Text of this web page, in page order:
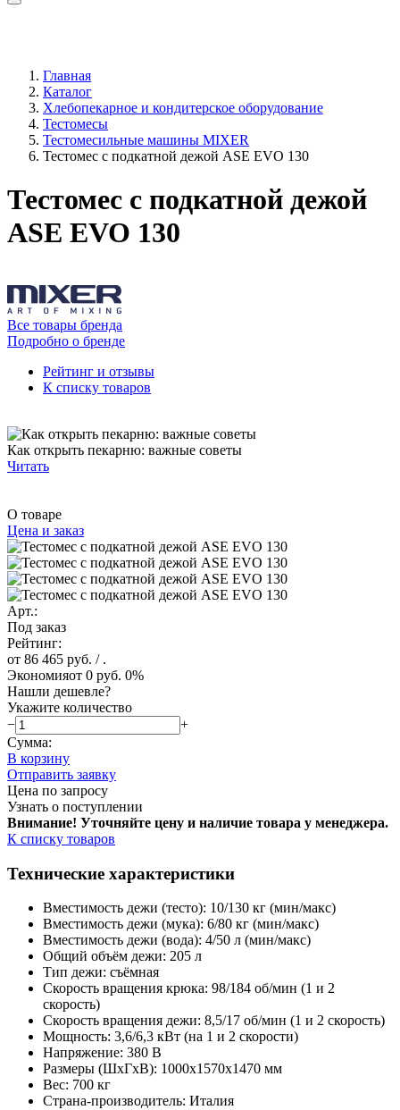
Главная
Каталог
Хлебопекарное и кондитерское оборудование
Тестомесы
Тестомесильные машины MIXER
Тестомес с подкатной дежой ASE EVO 130
Тестомес с подкатной дежой
ASE EVO 130
Все товары бренда
Подробно о бренде
Рейтинг и отзывы
К списку товаров
Как открыть пекарню: важные советы
Читать
О товаре
Цена и заказ
Арт.:
Под заказ
Рейтинг:
от 86 465 руб. / .
Экономияот 0 руб. 0%
Нашли дешевле?
Укажите количество
−
+
Сумма:
В корзину
Отправить заявку
Цена по запросу
Узнать о поступлении
Внимание! Уточняйте цену и наличие товара у менеджера.
К списку товаров
Технические характеристики
Вместимость дежи (тесто): 10/130 кг (мин/макс)
Вместимость дежи (мука): 6/80 кг (мин/макс)
Вместимость дежи (вода): 4/50 л (мин/макс)
Общий объём дежи: 205 л
Тип дежи: съёмная
Скорость вращения крюка: 98/184 об/мин (1 и 2
скорость)
Скорость вращения дежи: 8,5/17 об/мин (1 и 2 скорость)
Мощность: 3,6/6,3 кВт (на 1 и 2 скорости)
Напряжение: 380 В
Размеры (ШхГхВ): 1000х1570х1470 мм
Вес: 700 кг
Страна-производитель: Италия